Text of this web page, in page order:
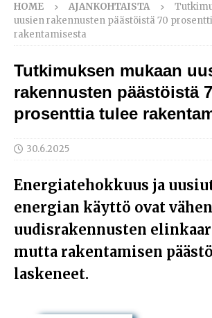
HOME AJANKOHTAISTA
uusien rakennusten päästöistä 70
rakentamisesta
Tutkimuksen mukaan
rakennusten päästöistä
prosenttia tulee
30.6.2025
Energiatehokkuus ja
energian käyttö ovat
uudisrakennusten
mutta rakentamisen
laskeneet.